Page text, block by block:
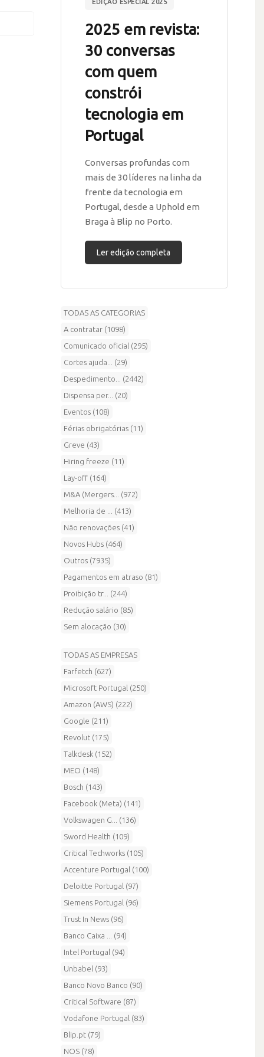
EDIÇÃO ESPECIAL 2025
2025 em revista:
30 conversas
com quem
constrói
tecnologia em
Portugal
Conversas profundas com
mais de 30 líderes na linha da
frente da tecnologia em
Portugal, desde a Uphold em
Braga à Blip no Porto.
Ler edição completa
TODAS AS CATEGORIAS
A contratar (1098)
Comunicado oficial (295)
Cortes ajuda... (29)
Despedimento... (2442)
Dispensa per... (20)
Eventos (108)
Férias obrigatórias (11)
Greve (43)
Hiring freeze (11)
Lay-off (164)
M&A (Mergers... (972)
Melhoria de ... (413)
Não renovações (41)
Novos Hubs (464)
Outros (7935)
Pagamentos em atraso (81)
Proibição tr... (244)
Redução salário (85)
Sem alocação (30)
TODAS AS EMPRESAS
Farfetch (627)
Microsoft Portugal (250)
Amazon (AWS) (222)
Google (211)
Revolut (175)
Talkdesk (152)
MEO (148)
Bosch (143)
Facebook (Meta) (141)
Volkswagen G... (136)
Sword Health (109)
Critical Techworks (105)
Accenture Portugal (100)
Deloitte Portugal (97)
Siemens Portugal (96)
Trust In News (96)
Banco Caixa ... (94)
Intel Portugal (94)
Unbabel (93)
Banco Novo Banco (90)
Critical Software (87)
Vodafone Portugal (83)
Blip.pt (79)
NOS (78)